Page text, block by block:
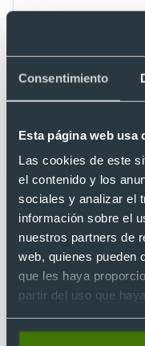
Consentimiento
Esta página web usa
Las cookies de este
el contenido y los
sociales y analizar el
información sobre el
nuestros partners de
web, quienes pueden
que les haya
partir del uso que
Categorías
iriam